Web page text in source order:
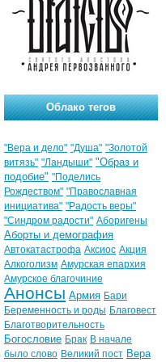
Облако тегов
"Вера и дело" "Душа" "Золотой
витязь" "Ландыши" "Образ и
подобие" "Поделись
Рождеством" "Православная
инициатива" "Радость веры"
"Синдром радости" Аборигены
Аборты и демография
Автокатастрофа Аксиос Акция
Алкоголизм Амурская епархия
Амурское благочиние
Анонсы Армия Бари
Беременность и роды Благовест
Благотворительность
Богословие Брак В начале
было слово Великий пост Вера